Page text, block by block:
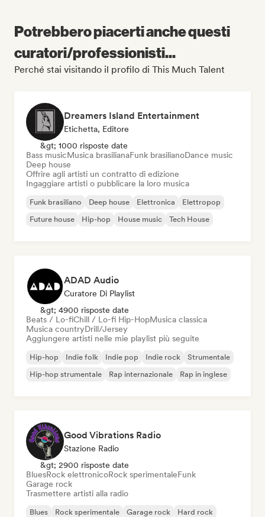
Potrebbero piacerti anche questi
curatori/professionisti...
Perché stai visitando il profilo di This Much Talent
Dreamers Island Entertainment
Etichetta, Editore
&gt; 1000 risposte date
Bass musicMusica brasilianaFunk brasilianoDance music
Deep house
Offrire agli artisti un contratto di edizione
Ingaggiare artisti o pubblicare la loro musica
Funk brasiliano Deep house Elettronica
Elettropop
Future house
Hip-hop House music Tech House
ADAD Audio
Curatore Di Playlist
&gt; 4900 risposte date
Beats / Lo-fiChill / Lo-fi Hip-HopMusica classica
Musica countryDrill/Jersey
Aggiungere artisti nelle mie playlist più seguite
Hip-hop Indie folk Indie pop Indie rock
Strumentale
Hip-hop strumentale
Rap internazionale Rap in inglese
Good Vibrations Radio
Stazione Radio
&gt; 2900 risposte date
BluesRock elettronicoRock sperimentaleFunk
Garage rock
Trasmettere artisti alla radio
Blues Rock sperimentale Garage rock
Hard rock